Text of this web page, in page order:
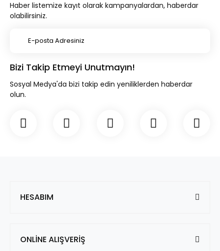
Haber listemize kayıt olarak kampanyalardan, haberdar
olabilirsiniz.
Bizi Takip Etmeyi Unutmayın!
Sosyal Medya'da bizi takip edin yeniliklerden haberdar
olun.
HESABIM
ONLİNE ALIŞVERİŞ